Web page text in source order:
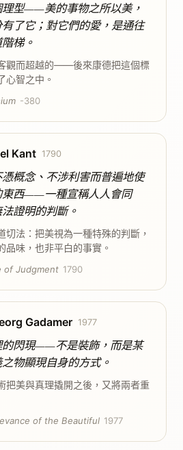
型——美的事物之所以美，
了它；對它們的愛，是通往
梯。
觀而超越的——後來康德把這個標
心智之中。
-380
Kant 1790
概念、不涉利害而普遍地使
東西——一種宣稱人人會同
證明的判斷。
切法：把美視為一種特殊的判斷，
品味，也非平白的事實。
of Judgment 1790
Gadamer 1977
的閃現——不是裝飾，而是某
物顯現自身的方式。
把美與真理撬開之後，又將兩者重
of the Beautiful 1977